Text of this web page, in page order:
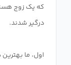
که یک زوج
اول، ما